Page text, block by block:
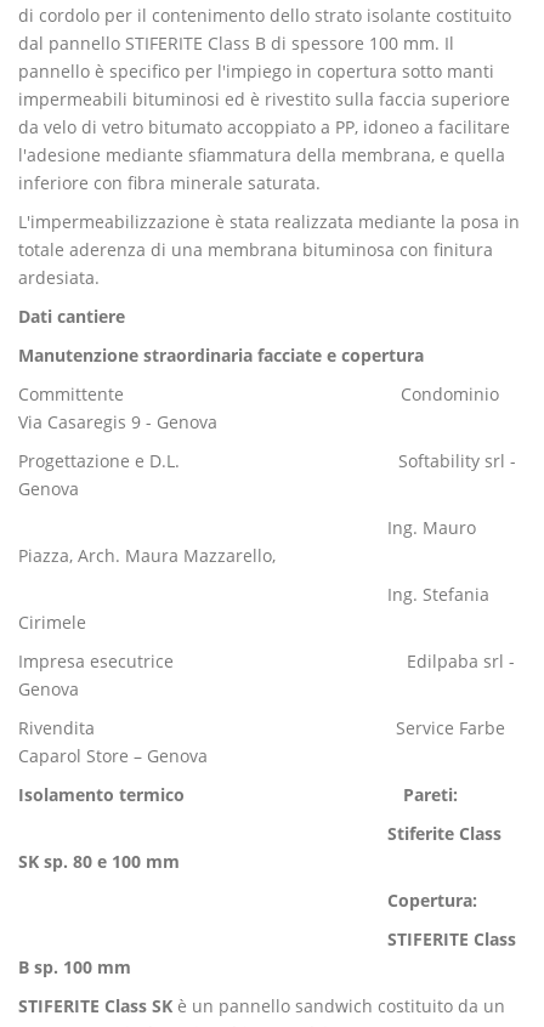
di cordolo per il contenimento dello strato isolante costituito
dal pannello STIFERITE Class B di spessore 100 mm. Il
pannello è specifico per l'impiego in copertura sotto manti
impermeabili bituminosi ed è rivestito sulla faccia superiore
da velo di vetro bitumato accoppiato a PP, idoneo a facilitare
l'adesione mediante sfiammatura della membrana, e quella
inferiore con fibra minerale saturata.
L'impermeabilizzazione è stata realizzata mediante la posa in
totale aderenza di una membrana bituminosa con finitura
ardesiata.
Dati cantiere
Manutenzione straordinaria facciate e copertura
Committente Condominio
Via Casaregis 9 - Genova
Progettazione e D.L. Softability srl -
Genova
Ing. Mauro
Piazza, Arch. Maura Mazzarello,
Ing. Stefania
Cirimele
Impresa esecutrice Edilpaba srl -
Genova
Rivendita Service Farbe
Caparol Store – Genova
Isolamento termico Pareti:
Stiferite Class
SK sp. 80 e 100 mm
Copertura:
STIFERITE Class
B sp. 100 mm
STIFERITE Class SK è un pannello sandwich costituito da un